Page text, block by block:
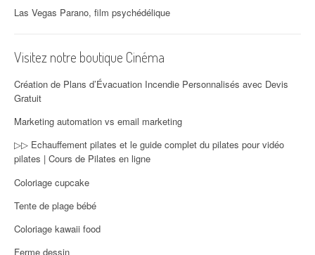
Las Vegas Parano, film psychédélique
Visitez notre boutique Cinéma
Création de Plans d’Évacuation Incendie Personnalisés avec Devis
Gratuit
Marketing automation vs email marketing
▷▷ Echauffement pilates et le guide complet du pilates pour vidéo
pilates | Cours de Pilates en ligne
Coloriage cupcake
Tente de plage bébé
Coloriage kawaii food
Ferme dessin